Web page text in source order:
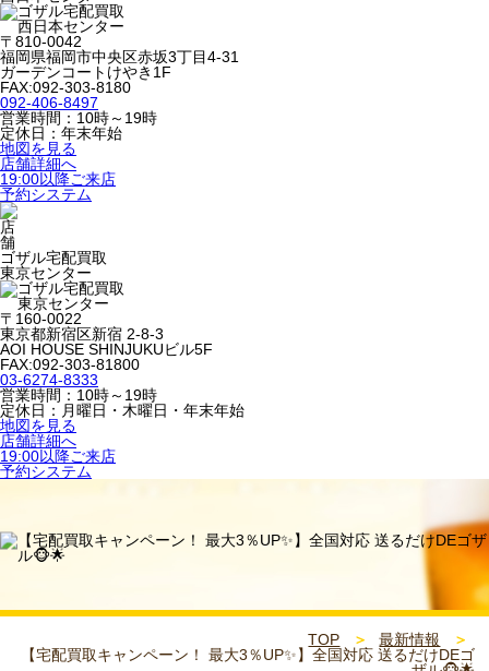
〒810-0042
福岡県福岡市中央区赤坂3丁目4-31
ガーデンコートけやき1F
FAX:092-303-8180
092-406-8497
営業時間：10時～19時
定休日：年末年始
地図を見る
店舗詳細へ
19:00以降ご来店
予約システム
ゴザル宅配買取
東京センター
〒160-0022
東京都新宿区新宿 2-8-3
AOI HOUSE SHINJUKUビル5F
FAX:092-303-81800
03-6274-8333
営業時間：10時～19時
定休日：月曜日・木曜日・年末年始
地図を見る
店舗詳細へ
19:00以降ご来店
予約システム
TOP
最新情報
【宅配買取キャンペーン！ 最大3％UP✨】全国対応 送るだけDEゴ